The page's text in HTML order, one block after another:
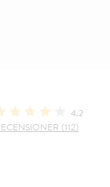
4.2
(112)